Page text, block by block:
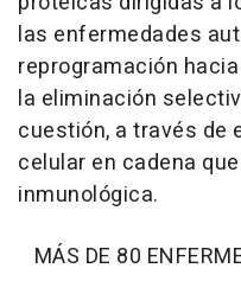
las enfermedades
reprogramación
la eliminación
cuestión, a través de
celular en cadena
inmunológica.
MÁS DE 80